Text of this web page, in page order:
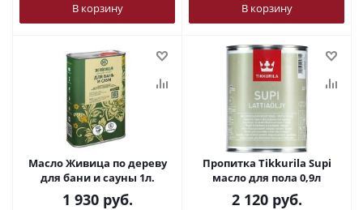
В корзину В корзину
Масло Живица по дереву
для бани и сауны 1л.
1 930руб.
Пропитка Tikkurila Supi
масло для пола 0,9л
2 120руб.